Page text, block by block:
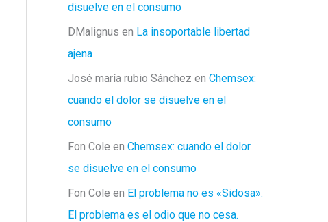
disuelve en el consumo
DMalignus en La insoportable libertad
ajena
José maría rubio Sánchez en Chemsex:
cuando el dolor se disuelve en el
consumo
Fon Cole en Chemsex: cuando el dolor
se disuelve en el consumo
Fon Cole en El problema no es «Sidosa».
El problema es el odio que no cesa.